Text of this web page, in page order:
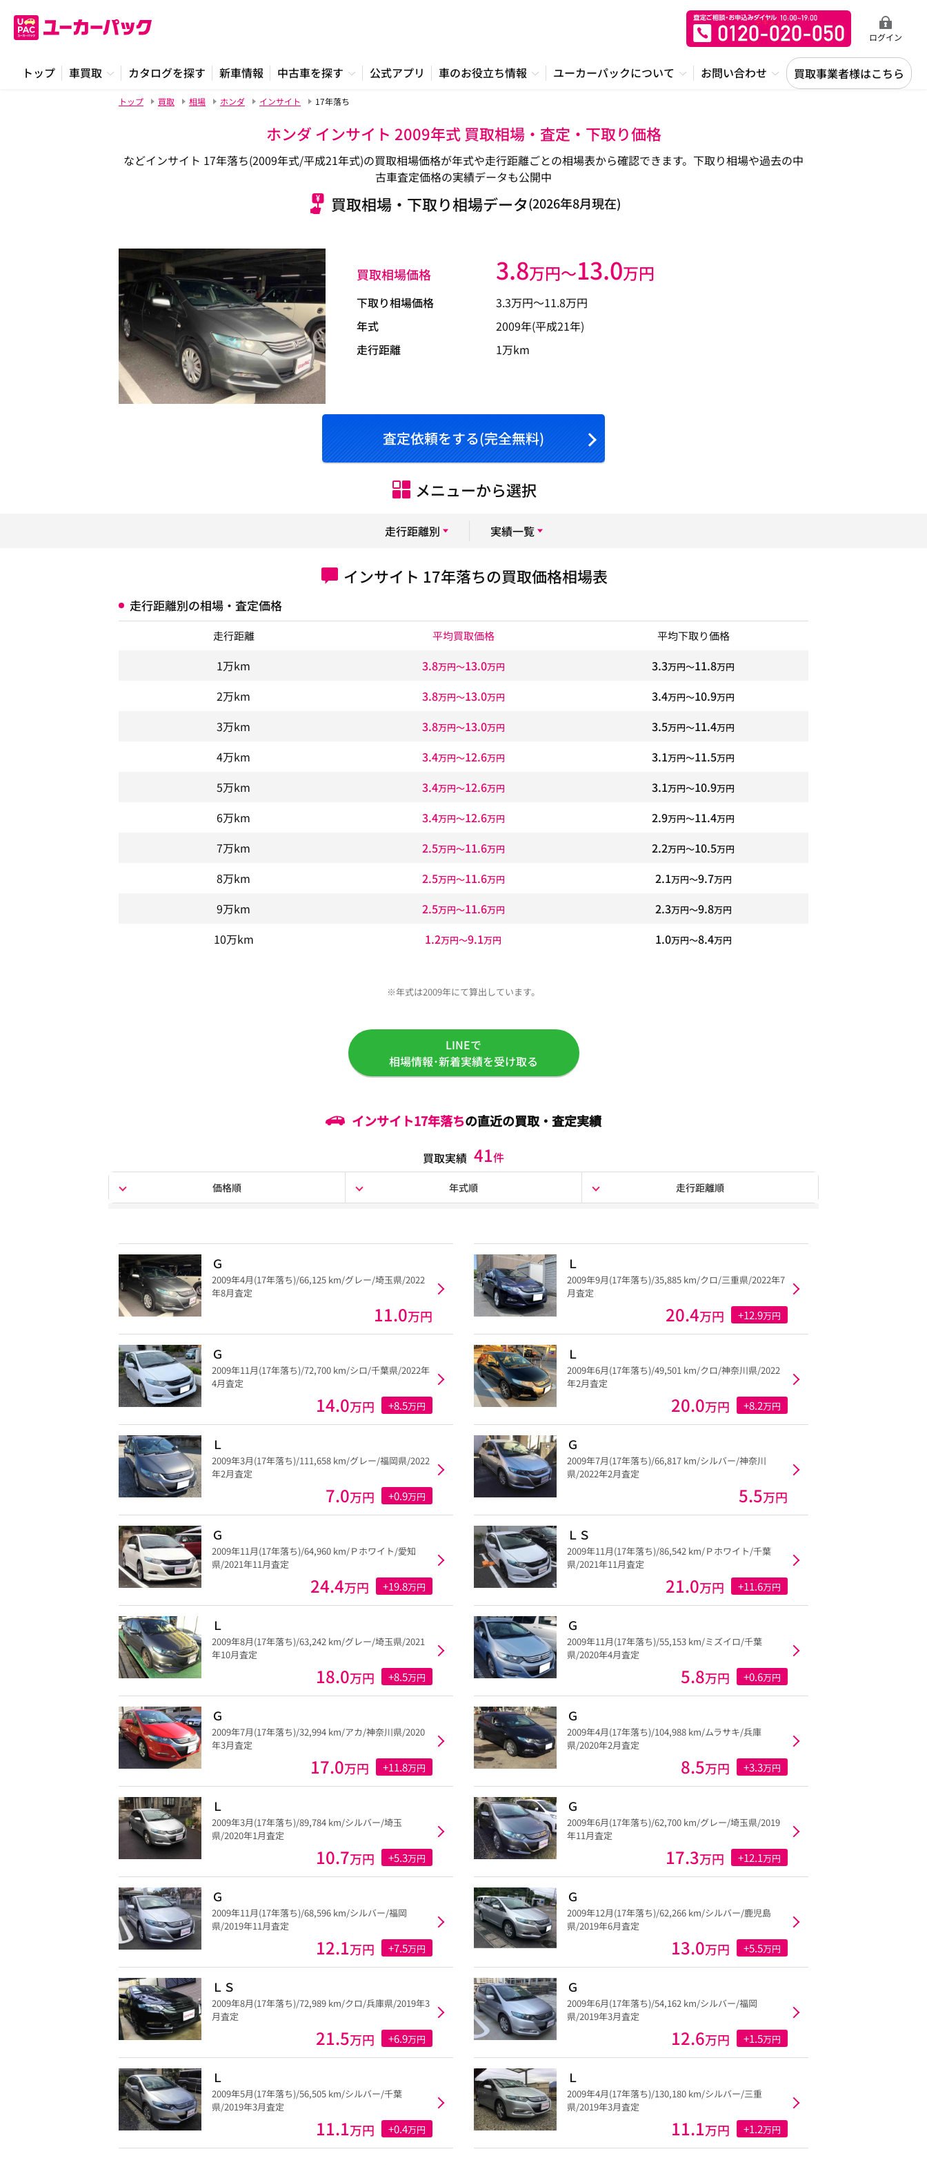
ログイン
トップ 車買取 カタログを探す 新車情報 中古車を探す 公式アプリ 車のお役立ち情報 ユーカーパックについて お問い合わせ 買取事業者様はこちら
トップ 買取 相場 ホンダ インサイト 17年落ち
ホンダ インサイト 2009年式 買取相場・査定・下取り価格
などインサイト 17年落ち(2009年式/平成21年式)の買取相場価格が年式や走行距離ごとの相場表から確認できます。下取り相場や過去の中
古車査定価格の実績データも公開中
買取相場・下取り相場データ(2026年8月現在)
買取相場価格 3.8万円〜13.0万円
下取り相場価格 3.3万円〜11.8万円
年式
2009年(平成21年)
走行距離
1万km
査定依頼をする(完全無料)
メニューから選択
走行距離別 実績一覧
インサイト 17年落ちの買取価格相場表
走行距離別の相場・査定価格
走行距離 平均買取価格 平均下取り価格
1万km 3.8万円〜13.0万円 3.3万円〜11.8万円
2万km 3.8万円〜13.0万円 3.4万円〜10.9万円
3万km 3.8万円〜13.0万円 3.5万円〜11.4万円
4万km 3.4万円〜12.6万円 3.1万円〜11.5万円
5万km 3.4万円〜12.6万円 3.1万円〜10.9万円
6万km 3.4万円〜12.6万円 2.9万円〜11.4万円
7万km 2.5万円〜11.6万円 2.2万円〜10.5万円
8万km 2.5万円〜11.6万円 2.1万円〜9.7万円
9万km 2.5万円〜11.6万円 2.3万円〜9.8万円
10万km 1.2万円〜9.1万円 1.0万円〜8.4万円
※年式は2009年にて算出しています。
LINEで
相場情報･新着実績を受け取る
インサイト17年落ちの直近の買取・査定実績
買取実績 41件
価格順 年式順 走行距離順
Ｇ
2009年4月(17年落ち)/66,125 km/グレー/埼玉県/2022
年8月査定
11.0万円
Ｌ
2009年9月(17年落ち)/35,885 km/クロ/三重県/2022年7
月査定
20.4万円 +12.9万円
Ｇ
2009年11月(17年落ち)/72,700 km/シロ/千葉県/2022年
4月査定
14.0万円 +8.5万円
Ｌ
2009年6月(17年落ち)/49,501 km/クロ/神奈川県/2022
年2月査定
20.0万円 +8.2万円
Ｌ
2009年3月(17年落ち)/111,658 km/グレー/福岡県/2022
年2月査定
7.0万円 +0.9万円
Ｇ
2009年7月(17年落ち)/66,817 km/シルバー/神奈川
県/2022年2月査定
5.5万円
Ｇ
2009年11月(17年落ち)/64,960 km/Ｐホワイト/愛知
県/2021年11月査定
24.4万円 +19.8万円
ＬＳ
2009年11月(17年落ち)/86,542 km/Ｐホワイト/千葉
県/2021年11月査定
21.0万円 +11.6万円
Ｌ
2009年8月(17年落ち)/63,242 km/グレー/埼玉県/2021
年10月査定
18.0万円 +8.5万円
Ｇ
2009年11月(17年落ち)/55,153 km/ミズイロ/千葉
県/2020年4月査定
5.8万円 +0.6万円
Ｇ
2009年7月(17年落ち)/32,994 km/アカ/神奈川県/2020
年3月査定
17.0万円 +11.8万円
Ｇ
2009年4月(17年落ち)/104,988 km/ムラサキ/兵庫
県/2020年2月査定
8.5万円 +3.3万円
Ｌ
2009年3月(17年落ち)/89,784 km/シルバー/埼玉
県/2020年1月査定
10.7万円 +5.3万円
Ｇ
2009年6月(17年落ち)/62,700 km/グレー/埼玉県/2019
年11月査定
17.3万円 +12.1万円
Ｇ
2009年11月(17年落ち)/68,596 km/シルバー/福岡
県/2019年11月査定
12.1万円 +7.5万円
Ｇ
2009年12月(17年落ち)/62,266 km/シルバー/鹿児島
県/2019年6月査定
13.0万円 +5.5万円
ＬＳ
2009年8月(17年落ち)/72,989 km/クロ/兵庫県/2019年3
月査定
21.5万円 +6.9万円
Ｇ
2009年6月(17年落ち)/54,162 km/シルバー/福岡
県/2019年3月査定
12.6万円 +1.5万円
Ｌ
2009年5月(17年落ち)/56,505 km/シルバー/千葉
県/2019年3月査定
11.1万円 +0.4万円
Ｌ
2009年4月(17年落ち)/130,180 km/シルバー/三重
県/2019年3月査定
11.1万円 +1.2万円